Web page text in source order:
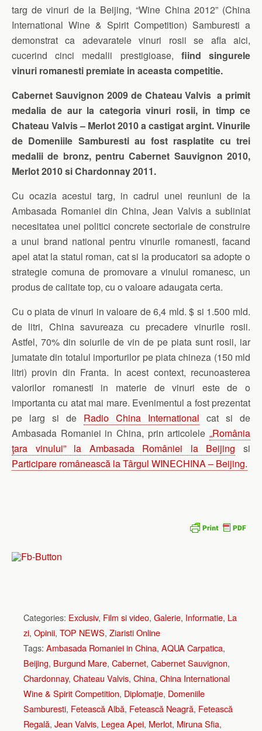
targ de vinuri de la Beijing, “Wine China 2012” (China
International Wine & Spirit Competition) Samburesti a
demonstrat ca adevaratele vinuri rosii se afla aici,
cucerind cinci medalii prestigioase, fiind singurele
vinuri romanesti premiate in aceasta competitie.
Cabernet Sauvignon 2009 de Chateau Valvis a primit
medalia de aur la categoria vinuri rosii, in timp ce
Chateau Valvis – Merlot 2010 a castigat argint. Vinurile
de Domeniile Samburesti au fost rasplatite cu trei
medalii de bronz, pentru Cabernet Sauvignon 2010,
Merlot 2010 si Chardonnay 2011.
Cu ocazia acestui targ, in cadrul unei reuniuni de la
Ambasada Romaniei din China, Jean Valvis a subliniat
necesitatea unei politici concrete sectoriale de construire
a unui brand national pentru vinurile romanesti, facand
apel atat la statul roman, cat si la producatori sa adopte o
strategie comuna de promovare a vinului romanesc, un
produs de calitate top, cu o valoare adaugata certa.
Cu o piata de vinuri in valoare de 6,4 mld. $ si 1.500 mld.
de litri, China savureaza cu precadere vinurile rosii.
Astfel, 70% din soiurile de vin de pe piata sunt rosii, iar
jumatate din totalul importurilor pe piata chineza (150 mld
litri) provin din Franta. In acest context, recunoasterea
valorilor romanesti in materie de vinuri este de o
importanta cu atat mai mare. Evenimentul a fost prezentat
pe larg si de Radio China International cat si de
Ambasada Romaniei in China, prin articolele „România
ţara vinului” la Ambasada României la Beijing si
Participare românească la Târgul WINECHINA – Beijing.
Categories: Exclusiv, Film si video, Galerie, Informatie, La
zi, Opinii, TOP NEWS, Ziaristi Online
Tags: Ambasada Romaniei in China, AQUA Carpatica,
Beijing, Burgund Mare, Cabernet, Cabernet Sauvignon,
Chardonnay, Chateau Valvis, China, China International
Wine & Spirit Competition, Diplomaţie, Domeniile
Samburesti, Fetească Albă, Fetească Neagră, Fetească
Regală, Jean Valvis, Legea Apei, Merlot, Miruna Sfia,